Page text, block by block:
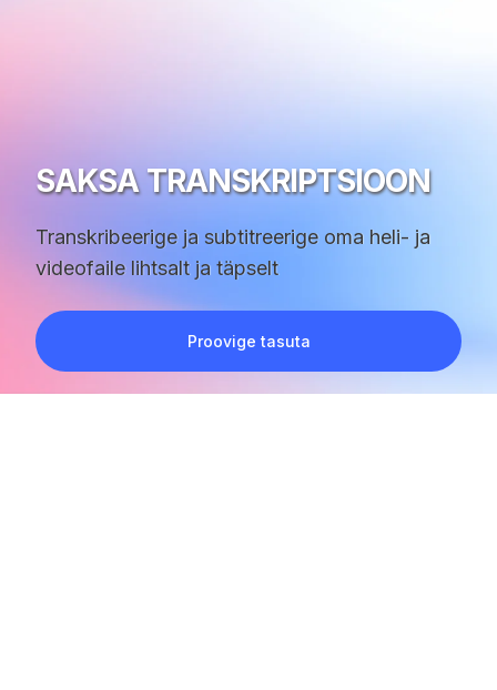
SAKSA TRANSKRIPTSIOON
Transkribeerige ja subtitreerige oma heli- ja
videofaile lihtsalt ja täpselt
Proovige tasuta